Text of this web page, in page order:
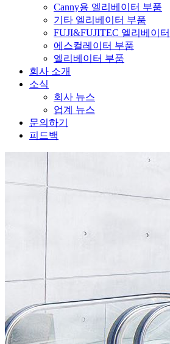
Canny용 엘리베이터 부품
기타 엘리베이터 부품
FUJI&FUJITEC 엘리베이
에스컬레이터 부품
엘리베이터 부품
회사 소개
소식
회사 뉴스
업계 뉴스
문의하기
피드백